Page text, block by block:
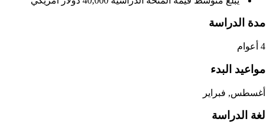
مدة الدراسة
4 أعوام
مواعيد البدء
أغسطس, فبراير
لغة الدراسة